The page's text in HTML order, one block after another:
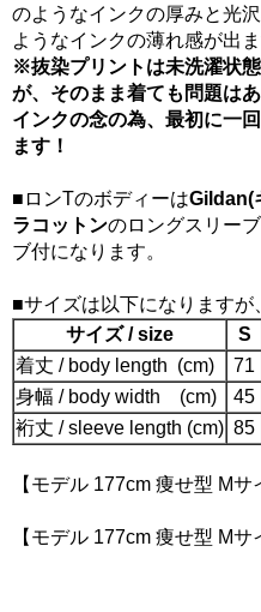
のようなインクの厚みと光
ようなインクの薄れ感が出ま
※抜染プリントは未洗濯状
が、そのまま着ても問題は
インクの念の為、最初に一
ます！
■ロンTのボディーはGildan(
ラコットンのロングスリー
ブ付になります。
■サイズは以下になりますが
サイズ / size
S
着丈 / body length (cm)
71
身幅 / body width (cm)
45
裄丈 / sleeve length (cm) 85
【モデル 177cm 痩せ型 Mサ
【モデル 177cm 痩せ型 Mサ